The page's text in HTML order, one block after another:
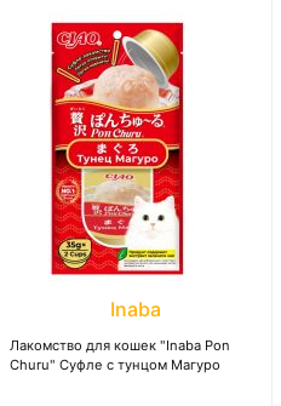
Inaba
Лакомство для кошек "Inaba Pon
Churu" Суфле с тунцом Магуро